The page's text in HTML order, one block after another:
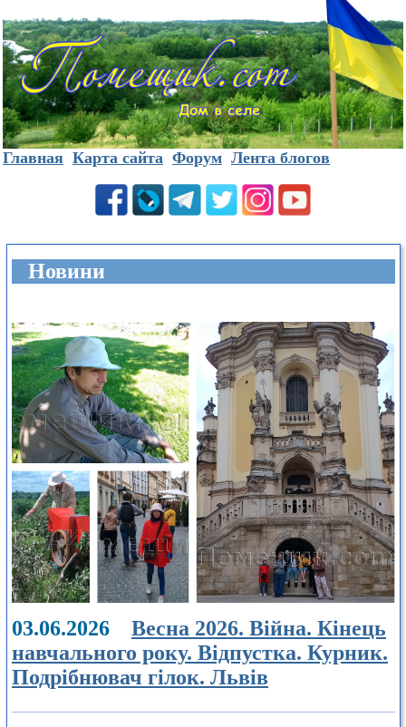
Главная Карта сайта Форум Лента блогов
Новини
03.06.2026 Весна 2026. Війна. Кінець
навчального року. Відпустка. Курник.
Подрібнювач гілок. Львів